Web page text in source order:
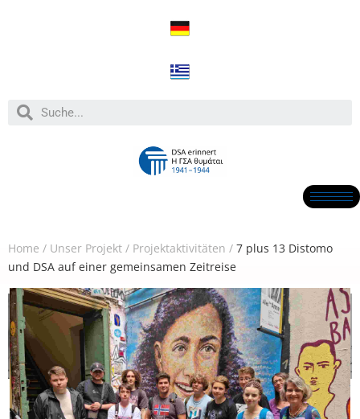
Home / Unser Projekt / Projektaktivitäten / 7 plus 13 Distomo
und DSA auf einer gemeinsamen Zeitreise